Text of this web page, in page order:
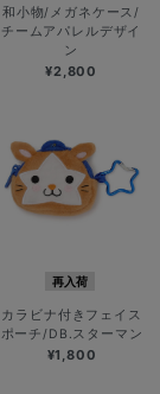
和小物/メガネケース/
チームアパレルデザイ
ン
¥2,800
再入荷
カラビナ付きフェイス
ポーチ/DB.スターマン
¥1,800